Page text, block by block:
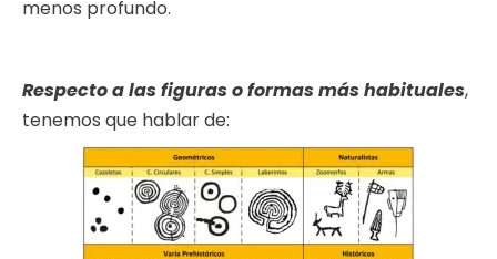
menos profundo.
Respecto a las figuras o formas más habituales,
tenemos que hablar de: